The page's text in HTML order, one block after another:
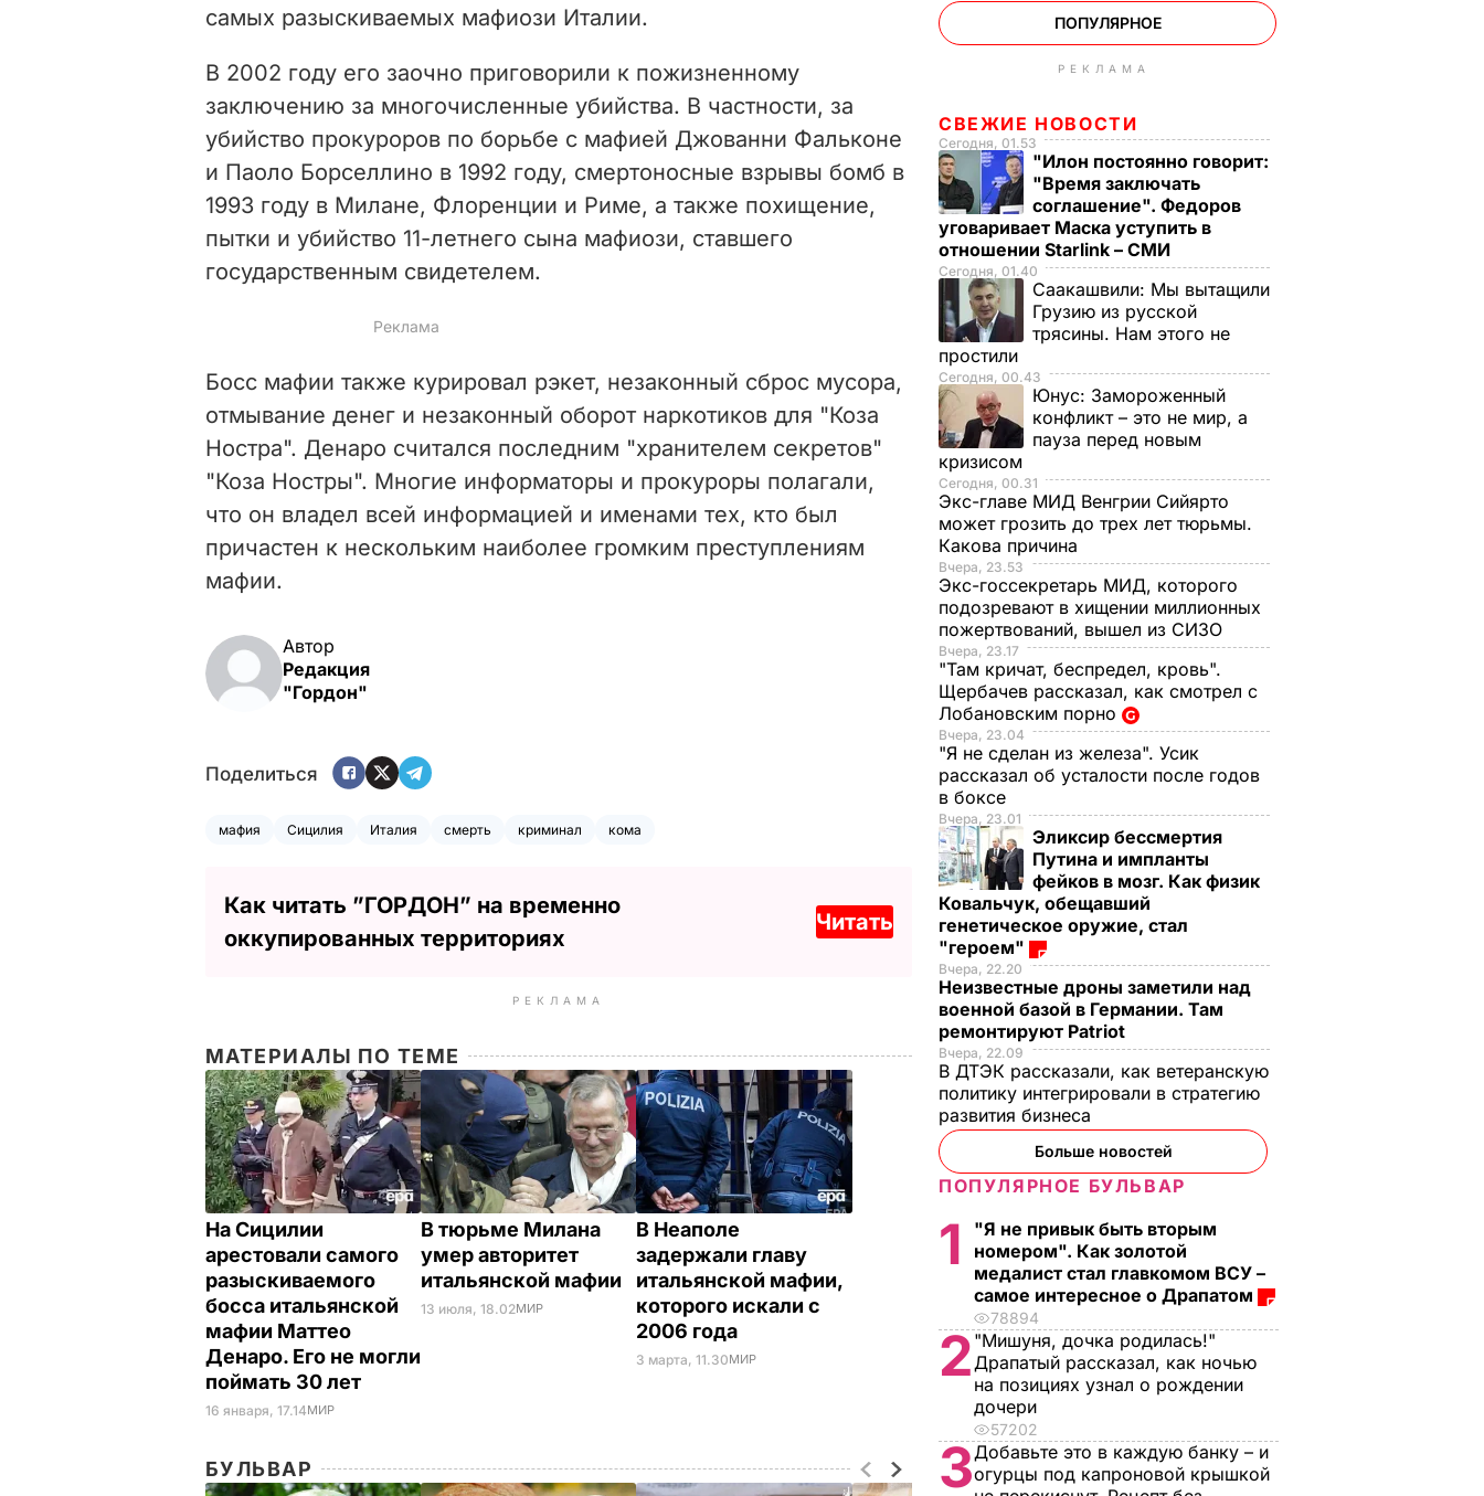
самых разыскиваемых мафиози Италии.
В 2002 году его заочно приговорили к пожизненному
заключению за многочисленные убийства. В частности, за
убийство прокуроров по борьбе с мафией Джованни Фальконе
и Паоло Борселлино в 1992 году, смертоносные взрывы бомб в
1993 году в Милане, Флоренции и Риме, а также похищение,
пытки и убийство 11-летнего сына мафиози, ставшего
государственным свидетелем.
Босс мафии также курировал рэкет, незаконный сброс мусора,
отмывание денег и незаконный оборот наркотиков для "Коза
Ностра". Денаро считался последним "хранителем секретов"
"Коза Ностры". Многие информаторы и прокуроры полагали,
что он владел всей информацией и именами тех, кто был
причастен к нескольким наиболее громким преступлениям
мафии.
Автор
Редакция
"Гордон"
Поделиться
мафия Сицилия Италия смерть криминал кома
Как читать ”ГОРДОН” на временно
оккупированных территориях
Читать
РЕКЛАМА
МАТЕРИАЛЫ ПО ТЕМЕ
На Сицилии
арестовали самого
разыскиваемого
босса итальянской
мафии Маттео
Денаро. Его не могли
поймать 30 лет
16 января, 17.14МИР
В тюрьме Милана
умер авторитет
итальянской мафии
13 июля, 18.02МИР
В Неаполе
задержали главу
итальянской мафии,
которого искали с
2006 года
3 марта, 11.30МИР
БУЛЬВАР
ПОПУЛЯРНОЕ
РЕКЛАМА
СВЕЖИЕ НОВОСТИ
Сегодня, 01.53
"Илон постоянно говорит:
"Время заключать
соглашение". Федоров
уговаривает Маска уступить в
отношении Starlink – СМИ
Сегодня, 01.40
Саакашвили: Мы вытащили
Грузию из русской
трясины. Нам этого не
простили
Сегодня, 00.43
Юнус: Замороженный
конфликт – это не мир, а
пауза перед новым
кризисом
Сегодня, 00.31
Экс-главе МИД Венгрии Сийярто
может грозить до трех лет тюрьмы.
Какова причина
Вчера, 23.53
Экс-госсекретарь МИД, которого
подозревают в хищении миллионных
пожертвований, вышел из СИЗО
Вчера, 23.17
"Там кричат, беспредел, кровь".
Щербачев рассказал, как смотрел с
Лобановским порно
Вчера, 23.04
"Я не сделан из железа". Усик
рассказал об усталости после годов
в боксе
Вчера, 23.01
Эликсир бессмертия
Путина и импланты
фейков в мозг. Как физик
Ковальчук, обещавший
генетическое оружие, стал
"героем"
Вчера, 22.20
Неизвестные дроны заметили над
военной базой в Германии. Там
ремонтируют Patriot
Вчера, 22.09
В ДТЭК рассказали, как ветеранскую
политику интегрировали в стратегию
развития бизнеса
Больше новостей
ПОПУЛЯРНОЕ БУЛЬВАР
1
"Я не привык быть вторым
номером". Как золотой
медалист стал главкомом ВСУ –
самое интересное о Драпатом
78894
2 "Мишуня, дочка родилась!"
Драпатый рассказал, как ночью
на позициях узнал о рождении
дочери
57202
3Добавьте это в каждую банку – и
огурцы под капроновой крышкой